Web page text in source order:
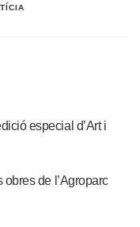
especial d’Art i
de l’Agroparc